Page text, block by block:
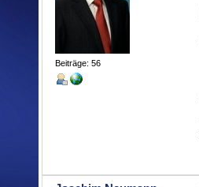
Beiträge: 56